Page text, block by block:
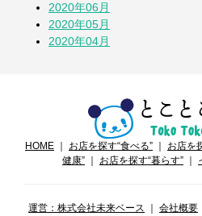
2020年06月
2020年05月
2020年04月
HOME ｜ お店を探す“食べる” ｜ お店を
健康” ｜ お店を探す“暮らす” ｜
運営：株式会社未来ベース ｜ 会社概要